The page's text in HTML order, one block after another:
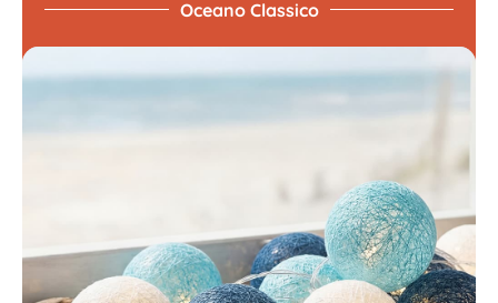
Oceano Classico